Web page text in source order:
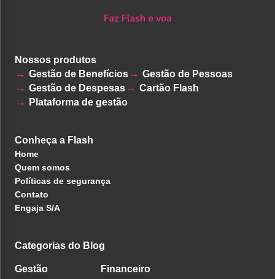
Nossos produtos
Gestão de Benefícios
Gestão de Pessoas
Gestão de Despesas
Cartão Flash
Plataforma de gestão
Conheça a Flash
Home
Quem somos
Políticas de segurança
Contato
Engaja S/A
Categorias do Blog
Gestão Financeiro